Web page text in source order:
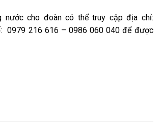
nước cho đoàn có thể truy cập địa chỉ:
0979 216 616 – 0986 060 040 để được